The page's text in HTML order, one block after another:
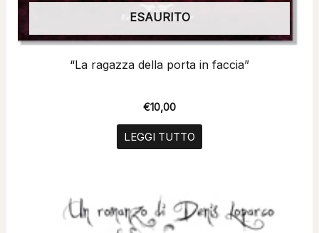
ESAURITO
“La ragazza della porta in faccia”
€10,00
LEGGI TUTTO